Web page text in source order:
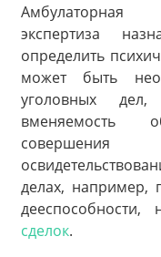
Амбулаторная
экспертиза
определить
может быть
уголовных дел,
вменяемость
совершения
делах, например,
дееспособности,
сделок.